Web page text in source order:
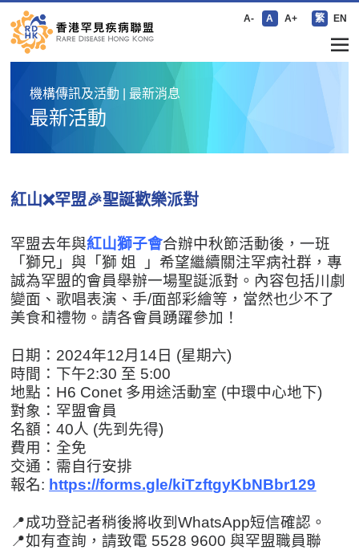
A- A A+ 繁 EN
機構傳訊及活動 | 最新消息
最新活動
紅山❌罕盟🎉聖誕歡樂派對
罕盟去年與紅山獅子會合辦中秋節活動後，一班
「獅兄」與「獅 姐 」希望繼續關注罕病社群，專
誠為罕盟的會員舉辦一場聖誕派對。內容包括川劇
變面、歌唱表演、手/面部彩繪等，當然也少不了
美食和禮物。請各會員踴躍參加！
日期：2024年12月14日 (星期六)
時間：下午2:30 至 5:00
地點：H6 Conet 多用途活動室 (中環中心地下)
對象：罕盟會員
名額：40人 (先到先得)
費用：全免
交通：需自行安排
報名: https://forms.gle/kiTzftgyKbNBbr129
📍成功登記者稍後將收到WhatsApp短信確認。
📍如有查詢，請致電 5528 9600 與罕盟職員聯